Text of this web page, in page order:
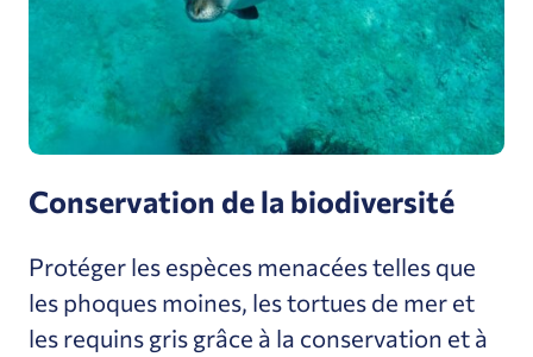
Conservation de la biodiversité
Protéger les espèces menacées telles que
les phoques moines, les tortues de mer et
les requins gris grâce à la conservation et à